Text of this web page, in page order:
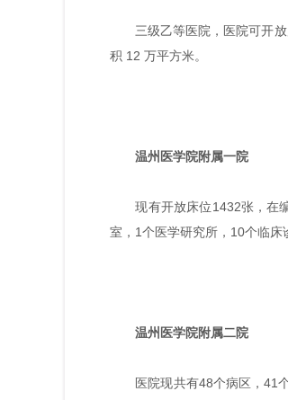
三级乙等医院，医院可开放
积 12 万平方米。
温州医学院附属一院
现有开放床位1432张，在编
室，1个医学研究所，10个临床
温州医学院附属二院
医院现共有48个病区，41个